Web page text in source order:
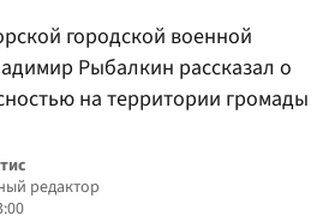
городской военной
Рыбалкин рассказал о
на территории громады
редактор